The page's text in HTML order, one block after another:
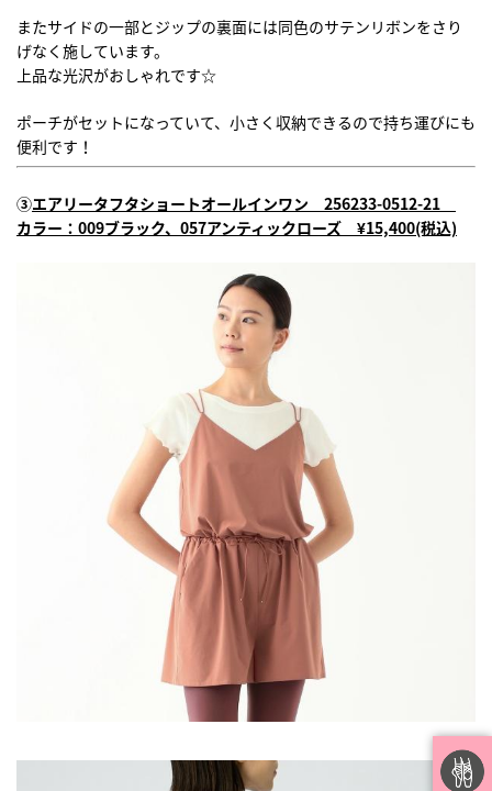
またサイドの一部とジップの裏面には同色のサテンリボンをさり
げなく施しています。
上品な光沢がおしゃれです☆
ポーチがセットになっていて、小さく収納できるので持ち運びにも
便利です！
③エアリータフタショートオールインワン 256233-0512-21
カラー：009ブラック、057アンティックローズ ¥15,400(税込)